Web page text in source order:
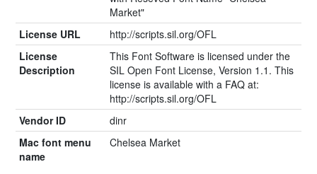
Market"
License URL
http://scripts.sil.org/OFL
License
Description
This Font Software is licensed under the
SIL Open Font License, Version 1.1. This
license is available with a FAQ at:
http://scripts.sil.org/OFL
Vendor ID
dinr
Mac font menu
name
Chelsea Market